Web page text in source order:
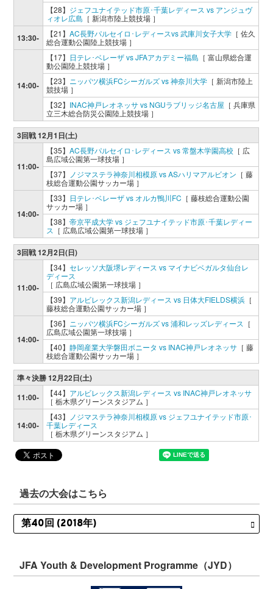
【28】 ジェフユナイテッド市原･千葉レディース vs アンジュヴ
ィオレ広島 ［ 新潟市陸上競技場 ］
13:30- 【21】AC長野パルセイロ･レディースvs 武庫川女子大学 ［ 佐久
総合運動公園陸上競技場 ］
14:00-
【17】 日テレ･ベレーザ vs JFAアカデミー福島 ［ 富山県総合運
動公園陸上競技場 ］
【23】 ニッパツ横浜FCシーガルズ vs 神奈川大学 ［ 新潟市陸上
競技場 ］
【32】 INAC神戸レオネッサ vs NGUラブリッジ名古屋 ［ 兵庫県
立三木総合防災公園陸上競技場 ］
3回戦 12月1日(土)
11:00-
【35】AC長野パルセイロ･レディース vs 常盤木学園高校 ［ 広
島広域公園第一球技場 ］
【37】
ノジマステラ神奈川相模原 vs ASハリマアルビオン ［ 藤
枝総合運動公園サッカー場 ］
14:00-
【33】 日テレ･ベレーザ vs オルカ鴨川FC ［ 藤枝総合運動公園
サッカー場 ］
【38】帝京平成大学 vs ジェフユナイテッド市原･千葉レディー
ス ［ 広島広域公園第一球技場 ］
3回戦 12月2日(日)
11:00-
【34】セレッソ大阪堺レディース vs マイナビベガルタ仙台レ
ディース
［ 広島広域公園第一球技場 ］
【39】 アルビレックス新潟レディース vs 日体大FIELDS横浜 ［
藤枝総合運動公園サッカー場 ］
14:00-
【36】 ニッパツ横浜FCシーガルズ vs 浦和レッズレディース ［
広島広域公園第一球技場 ］
【40】静岡産業大学磐田ボニータ vs INAC神戸レオネッサ ［ 藤
枝総合運動公園サッカー場 ］
準々決勝 12月22日(土)
11:00-
【44】 アルビレックス新潟レディース vs INAC神戸レオネッサ
［ 栃木県グリーンスタジアム ］
14:00-
【43】
ノジマステラ神奈川相模原 vs ジェフユナイテッド市原･
千葉レディース
［ 栃木県グリーンスタジアム ］
過去の大会はこちら
JFA Youth & Development Programme（JYD）